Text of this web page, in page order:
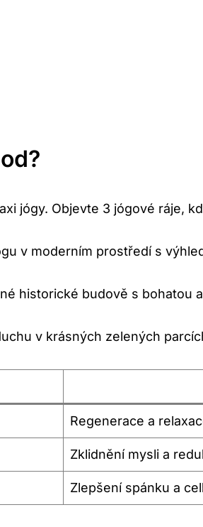
jógy. Objevte 3 jógové ráje,
v moderním prostředí s
historické budově s bohatou
v krásných zelených
Regenerace a
Zklidnění mysli a
Zlepšení spánku a